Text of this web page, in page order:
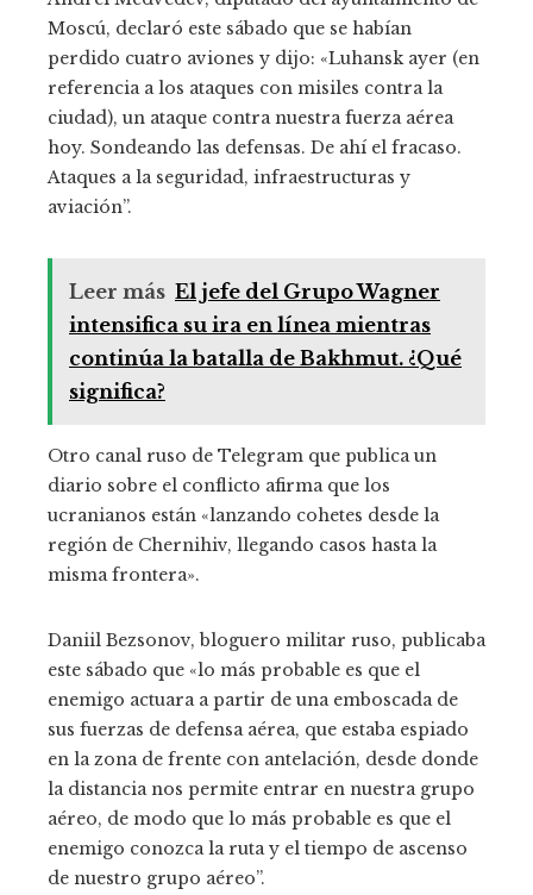
Moscú, declaró este sábado que se habían
perdido cuatro aviones y dijo: «Luhansk ayer (en
referencia a los ataques con misiles contra la
ciudad), un ataque contra nuestra fuerza aérea
hoy. Sondeando las defensas. De ahí el fracaso.
Ataques a la seguridad, infraestructuras y
aviación”.
Leer más El jefe del Grupo Wagner
intensifica su ira en línea mientras
continúa la batalla de Bakhmut. ¿Qué
significa?
Otro canal ruso de Telegram que publica un
diario sobre el conflicto afirma que los
ucranianos están «lanzando cohetes desde la
región de Chernihiv, llegando casos hasta la
misma frontera».
Daniil Bezsonov, bloguero militar ruso, publicaba
este sábado que «lo más probable es que el
enemigo actuara a partir de una emboscada de
sus fuerzas de defensa aérea, que estaba espiado
en la zona de frente con antelación, desde donde
la distancia nos permite entrar en nuestra grupo
aéreo, de modo que lo más probable es que el
enemigo conozca la ruta y el tiempo de ascenso
de nuestro grupo aéreo”.